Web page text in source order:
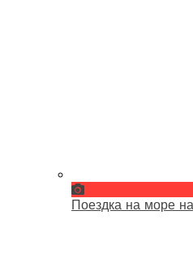
Поездка на море